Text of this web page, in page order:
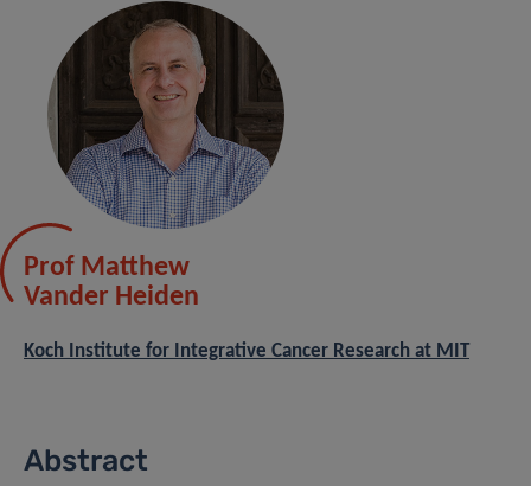
Prof Matthew
Vander Heiden
Koch Institute for Integrative Cancer Research at MIT
Abstract